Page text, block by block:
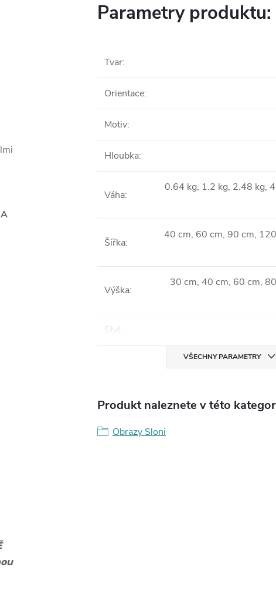
Parametry produktu:
Tvar:
Orientace:
Motiv:
Hloubka:
Váha:
0.64 kg, 1.2 kg, 2.48 kg,
Šířka:
40 cm, 60 cm, 90 cm,
Výška:
30 cm, 40 cm, 60 cm,
Styl:
VŠECHNY PARAMETRY
Produkt naleznete v této
Obrazy Sloni